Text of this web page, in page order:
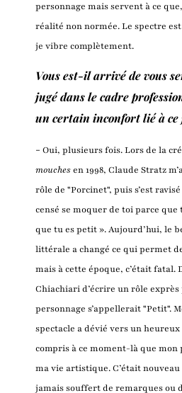
personnage mais servent à ce
réalité non normée. Le spectre
je vibre complètement.
Vous est-il arrivé de vous
jugé dans le cadre
un certain inconfort lié à ce
- Oui, plusieurs fois. Lors de la
mouchesen 1998, Claude Stratz
rôle de "Porcinet", puis s’est
censé se moquer de toi parce que
que tu es petit ». Aujourd’hui, le
littérale a changé ce qui permet
mais à cette époque, c’était fatal.
Chiachiari d’écrire un rôle
personnage s’appellerait "Petit".
spectacle a dévié vers un
compris à ce moment-là que
ma vie artistique. C’était nouveau
jamais souffert de remarques ou